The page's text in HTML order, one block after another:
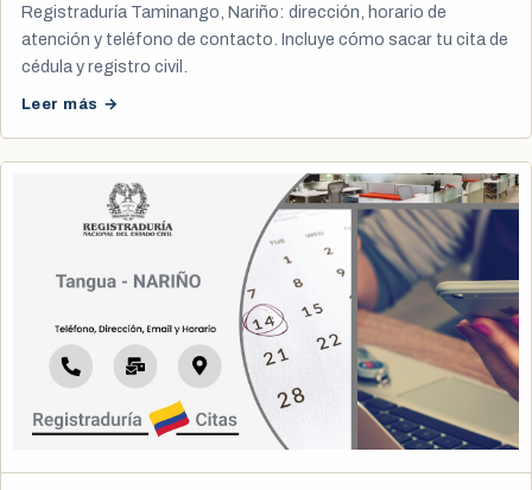
Registraduría Taminango, Nariño: dirección, horario de
atención y teléfono de contacto. Incluye cómo sacar tu cita de
cédula y registro civil.
Leer más →